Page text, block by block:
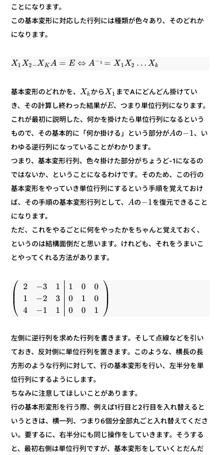
ことになります。
この基本変形に対応した行列には種類が色々あり、そのどれか
になります。
X1 X2…X KA = E ⇔ A−¹ = X 1 X2 … Xk
基本変形のどれかを、Xk からX 1 までAにどんどん掛けてい
き、その計算し終わった結果がE、つまり単位行列になります。
これが最初に説明した、何かを掛けたら単位行列になるという
もので、その基本的に「何か掛ける」という部分がAの−1、い
わゆる逆行列になっていることがわかります。
つまり、基本変形行列、色々掛けた部分がちょうど-1になるの
ではないか、ということになるわけです。そのため、この行の
基本変形をやっていき単位行列にするという手順を覚えておけ
ば、その手順の基本変形行列として、Aの−1を復元できること
になります。
ただ、これをやるごとに何をやったかをちゃんと覚えておく、
というのは結構面倒だと思います。けれども、それをうまいこ
とやってくれる方法があります。
⎛
⎝
⎜⎜
2
1
4
−3
−2
−1
1
3
1
1
0
0
0
1
0
0
0
1
⎞
⎠
⎟⎟
左側に逆行列を求めた行列を書きます。そして点線などを引い
ておき、反対側に単位行列を置きます。このような、横長の長
方形のような行列に対して、行の基本変形を行い、左半分を単
位行列にするようにします。
ちなみに注意してほしいことがあります。
行の基本形変形を行う際、例えば1行目と2行目を入れ替えると
いうときは、横一列、つまり6個分全部丸ごと入れ替えてくださ
い。要するに、右半分にも同じ操作をしていきます。そうする
と、最初右側は単位行列ですが、基本変形をしていくとだんだ